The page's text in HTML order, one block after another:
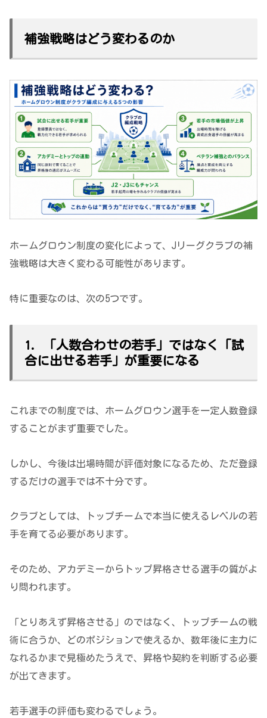
補強戦略はどう変わるのか
ホームグロウン制度の変化によって、Jリーグクラブの補
強戦略は大きく変わる可能性があります。
特に重要なのは、次の5つです。
1. 「人数合わせの若手」ではなく「試
合に出せる若手」が重要になる
これまでの制度では、ホームグロウン選手を一定人数登録
することがまず重要でした。
しかし、今後は出場時間が評価対象になるため、ただ登録
するだけの選手では不十分です。
クラブとしては、トップチームで本当に使えるレベルの若
手を育てる必要があります。
そのため、アカデミーからトップ昇格させる選手の質がよ
り問われます。
「とりあえず昇格させる」のではなく、トップチームの戦
術に合うか、どのポジションで使えるか、数年後に主力に
なれるかまで見極めたうえで、昇格や契約を判断する必要
が出てきます。
若手選手の評価も変わるでしょう。